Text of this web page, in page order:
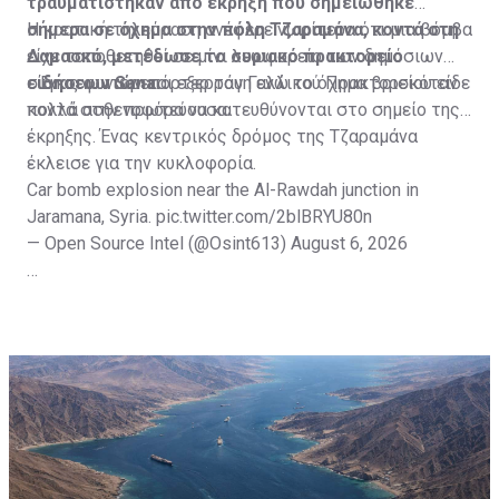
σήμερα σε όχημα στην πόλη Τζαραμάνα, κοντά στη
Δαμασκό, μετέδωσε το συριακό πρακτορείο
ειδήσεων Sana.
Η κρατική τηλεόραση ανέφερε νωρίτερα ότι μια βόμβα
είχε τοποθετηθεί σε μίνι λεωφορείο των δημόσιων
συγκοινωνιών και εξερράγη ενώ το όχημα βρισκόταν
κοντά στην πρωτεύουσα.
Ένας φωτορεπόρτερ του Γαλλικού Πρακτορείου είδε
πολλά ασθενοφόρα να κατευθύνονται στο σημείο της
έκρηξης. Ένας κεντρικός δρόμος της Τζαραμάνα
έκλεισε για την κυκλοφορία.
Car bomb explosion near the Al-Rawdah junction in
Jaramana, Syria. pic.twitter.com/2blBRYU80n
— Open Source Intel (@Osint613) August 6, 2026